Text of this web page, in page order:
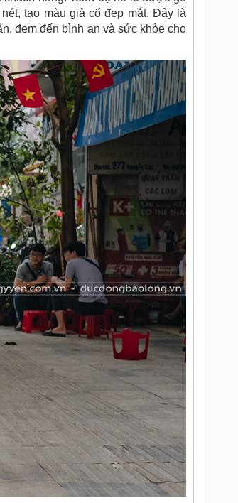
tạo màu giả cổ đẹp mắt. Đây là
đem đến bình an và sức khỏe cho